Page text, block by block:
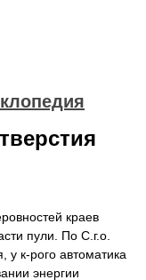
краев
пули. По С.г.о.
у к-рого автоматика
энергии